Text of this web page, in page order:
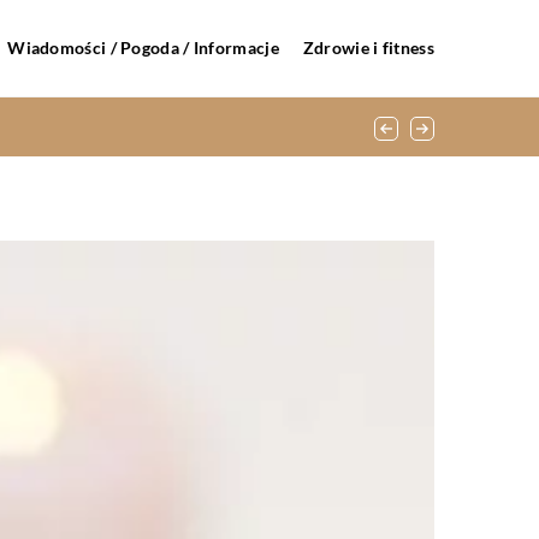
Wiadomości / Pogoda / Informacje Zdrowie i fitness